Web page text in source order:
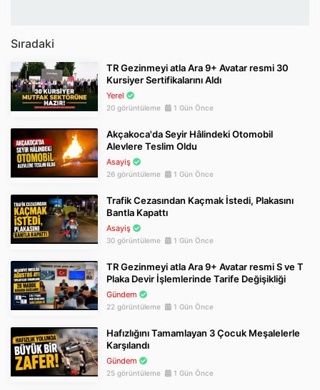
Sıradaki
TR Gezinmeyi atla Ara 9+ Avatar resmi 30
Kursiyer Sertifikalarını Aldı
Yerel
20 görüntüleme 1 Gün Önce
Akçakoca'da Seyir Hâlindeki Otomobil
Alevlere Teslim Oldu
Asayiş
26 görüntüleme 1 Gün Önce
Trafik Cezasından Kaçmak İstedi, Plakasını
Bantla Kapattı
Asayiş
30 görüntüleme 1 Gün Önce
TR Gezinmeyi atla Ara 9+ Avatar resmi S ve T
Plaka Devir İşlemlerinde Tarife Değişikliği
Gündem
22 görüntüleme 1 Gün Önce
Hafızlığını Tamamlayan 3 Çocuk Meşalelerle
Karşılandı
Gündem
25 görüntüleme 1 Gün Önce